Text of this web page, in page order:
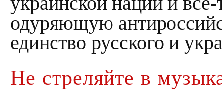
одуряющую
единство русского и
Не стреляйте в